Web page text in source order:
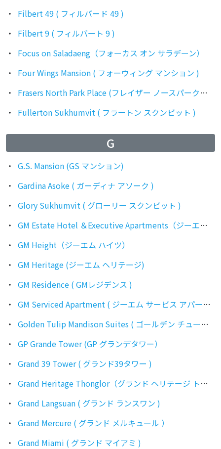
Filbert 49 ( フィルバード 49 )
Filbert 9 ( フィルバート 9 )
Focus on Saladaeng（フォーカス オン サラデーン）
Four Wings Mansion ( フォーウィング マンション )
Frasers North Park Place (フレイザー ノースパークプレイス)
Fullerton Sukhumvit ( フラートン スクンビット )
G
G.S. Mansion (GS マンション)
Gardina Asoke ( ガーディナ アソーク )
Glory Sukhumvit ( グローリー スクンビット )
GM Estate Hotel ＆Executive Apartments（ジーエム エステート ホテル アンド エグゼクティブ アパートメンツ）
GM Height（ジーエム ハイツ）
GM Heritage (ジーエム ヘリテージ)
GM Residence ( GMレジデンス )
GM Serviced Apartment ( ジーエム サービス アパートメント )
Golden Tulip Mandison Suites ( ゴールデン チューリップ マンディソン スィート ）
GP Grande Tower (GP グランデタワー）
Grand 39 Tower ( グランド39タワー )
Grand Heritage Thonglor（グランド ヘリテージ トンロー）
Grand Langsuan ( グランド ランスワン )
Grand Mercure ( グランド メルキュール ）
Grand Miami ( グランド マイアミ )